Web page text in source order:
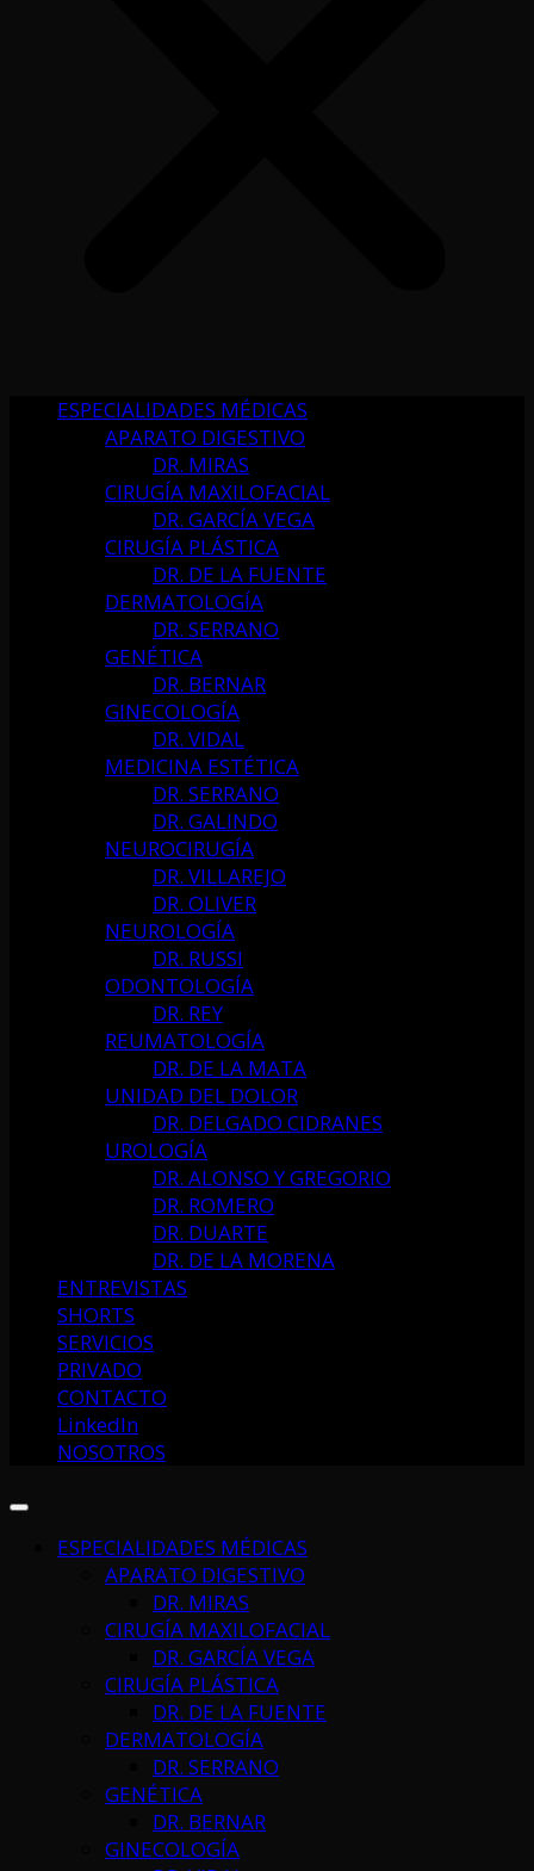
ESPECIALIDADES MÉDICAS
APARATO DIGESTIVO
DR. MIRAS
CIRUGÍA MAXILOFACIAL
DR. GARCÍA VEGA
CIRUGÍA PLÁSTICA
DR. DE LA FUENTE
DERMATOLOGÍA
DR. SERRANO
GENÉTICA
DR. BERNAR
GINECOLOGÍA
DR. VIDAL
MEDICINA ESTÉTICA
DR. SERRANO
DR. GALINDO
NEUROCIRUGÍA
DR. VILLAREJO
DR. OLIVER
NEUROLOGÍA
DR. RUSSI
ODONTOLOGÍA
DR. REY
REUMATOLOGÍA
DR. DE LA MATA
UNIDAD DEL DOLOR
DR. DELGADO CIDRANES
UROLOGÍA
DR. ALONSO Y GREGORIO
DR. ROMERO
DR. DUARTE
DR. DE LA MORENA
ENTREVISTAS
SHORTS
SERVICIOS
PRIVADO
CONTACTO
LinkedIn
NOSOTROS
ESPECIALIDADES MÉDICAS
APARATO DIGESTIVO
DR. MIRAS
CIRUGÍA MAXILOFACIAL
DR. GARCÍA VEGA
CIRUGÍA PLÁSTICA
DR. DE LA FUENTE
DERMATOLOGÍA
DR. SERRANO
GENÉTICA
DR. BERNAR
GINECOLOGÍA